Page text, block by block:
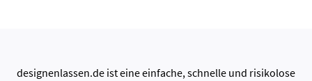
designenlassen.de ist eine einfache, schnelle und risikolose